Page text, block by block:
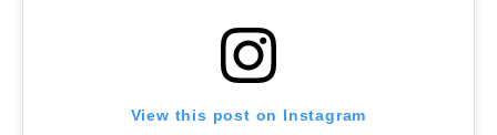
View this post on Instagram